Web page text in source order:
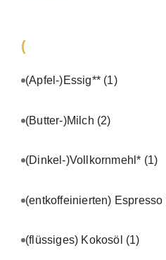
(
(Apfel-)Essig** (1)
(Butter-)Milch (2)
(Dinkel-)Vollkornmehl* (1)
(entkoffeinierten) Espresso
(flüssiges) Kokosöl (1)